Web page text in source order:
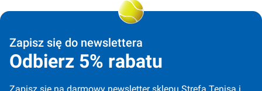
Zapisz się do newslettera
Odbierz 5% rabatu